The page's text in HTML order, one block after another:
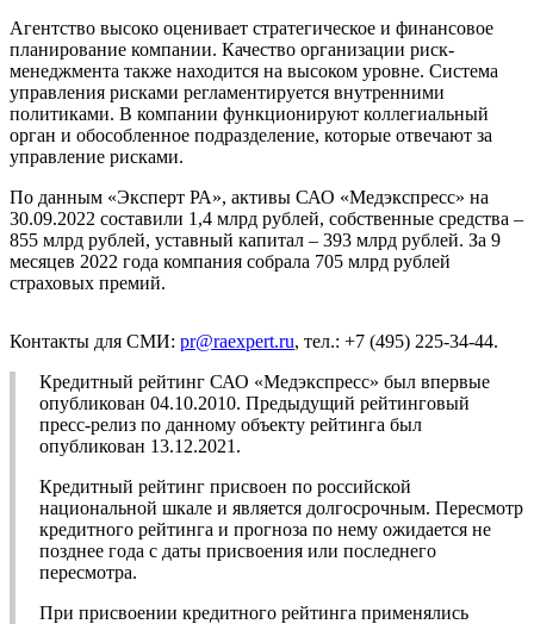
Агентство высоко оценивает стратегическое и финансовое
планирование компании. Качество организации риск-
менеджмента также находится на высоком уровне. Система
управления рисками регламентируется внутренними
политиками. В компании функционируют коллегиальный
орган и обособленное подразделение, которые отвечают за
управление рисками.
По данным «Эксперт РА», активы САО «Медэкспресс» на
30.09.2022 составили 1,4 млрд рублей, собственные средства –
855 млрд рублей, уставный капитал – 393 млрд рублей. За 9
месяцев 2022 года компания собрала 705 млрд рублей
страховых премий.
Контакты для СМИ: pr@raexpert.ru, тел.: +7 (495) 225-34-44.
Кредитный рейтинг САО «Медэкспресс» был впервые
опубликован 04.10.2010. Предыдущий рейтинговый
пресс-релиз по данному объекту рейтинга был
опубликован 13.12.2021.
Кредитный рейтинг присвоен по российской
национальной шкале и является долгосрочным. Пересмотр
кредитного рейтинга и прогноза по нему ожидается не
позднее года с даты присвоения или последнего
пересмотра.
При присвоении кредитного рейтинга применялись